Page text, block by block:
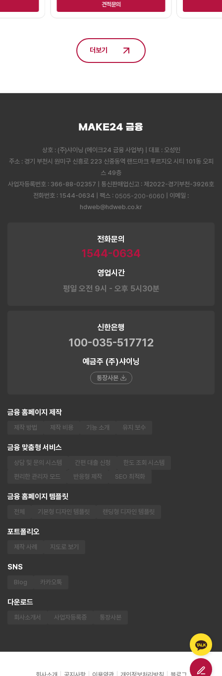
견적문의
더보기
상호 : (주)샤이닝 (메이크24 금융 사업부) | 대표 : 오성민
주소 : 경기 부천시 원미구 신흥로 223 신중동역 랜드마크 푸르지오 시티 101동 오피
스 49층
사업자등록번호 : 366-88-02357 | 통신판매업신고 : 제2022-경기부천-3926호
전화번호 : 1544-0634 | 팩스 : 0505-200-6060 | 이메일 :
hdweb@hdweb.co.kr
전화문의
1544-0634
영업시간
평일 오전 9시 - 오후 5시30분
신한은행
100-035-517712
예금주 (주)샤이닝
통장사본
금융 홈페이지 제작
제작 방법 제작 비용 기능 소개 유지 보수
금융 맞춤형 서비스
상담 및 문의 시스템 간편 대출 신청
한도 조회 시스템
편리한 관리자 모드
반응형 제작 SEO 최적화
금융 홈페이지 템플릿
전체 기본형 디자인 템플릿 랜딩형 디자인 템플릿
포트폴리오
제작 사례 지도로 보기
SNS
Blog 카카오톡
다운로드
회사소개서 사업자등록증 통장사본